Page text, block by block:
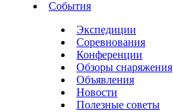
События
Экспедиции
Соревнования
Конференции
Обзоры снаряжения
Объявления
Новости
Полезные советы